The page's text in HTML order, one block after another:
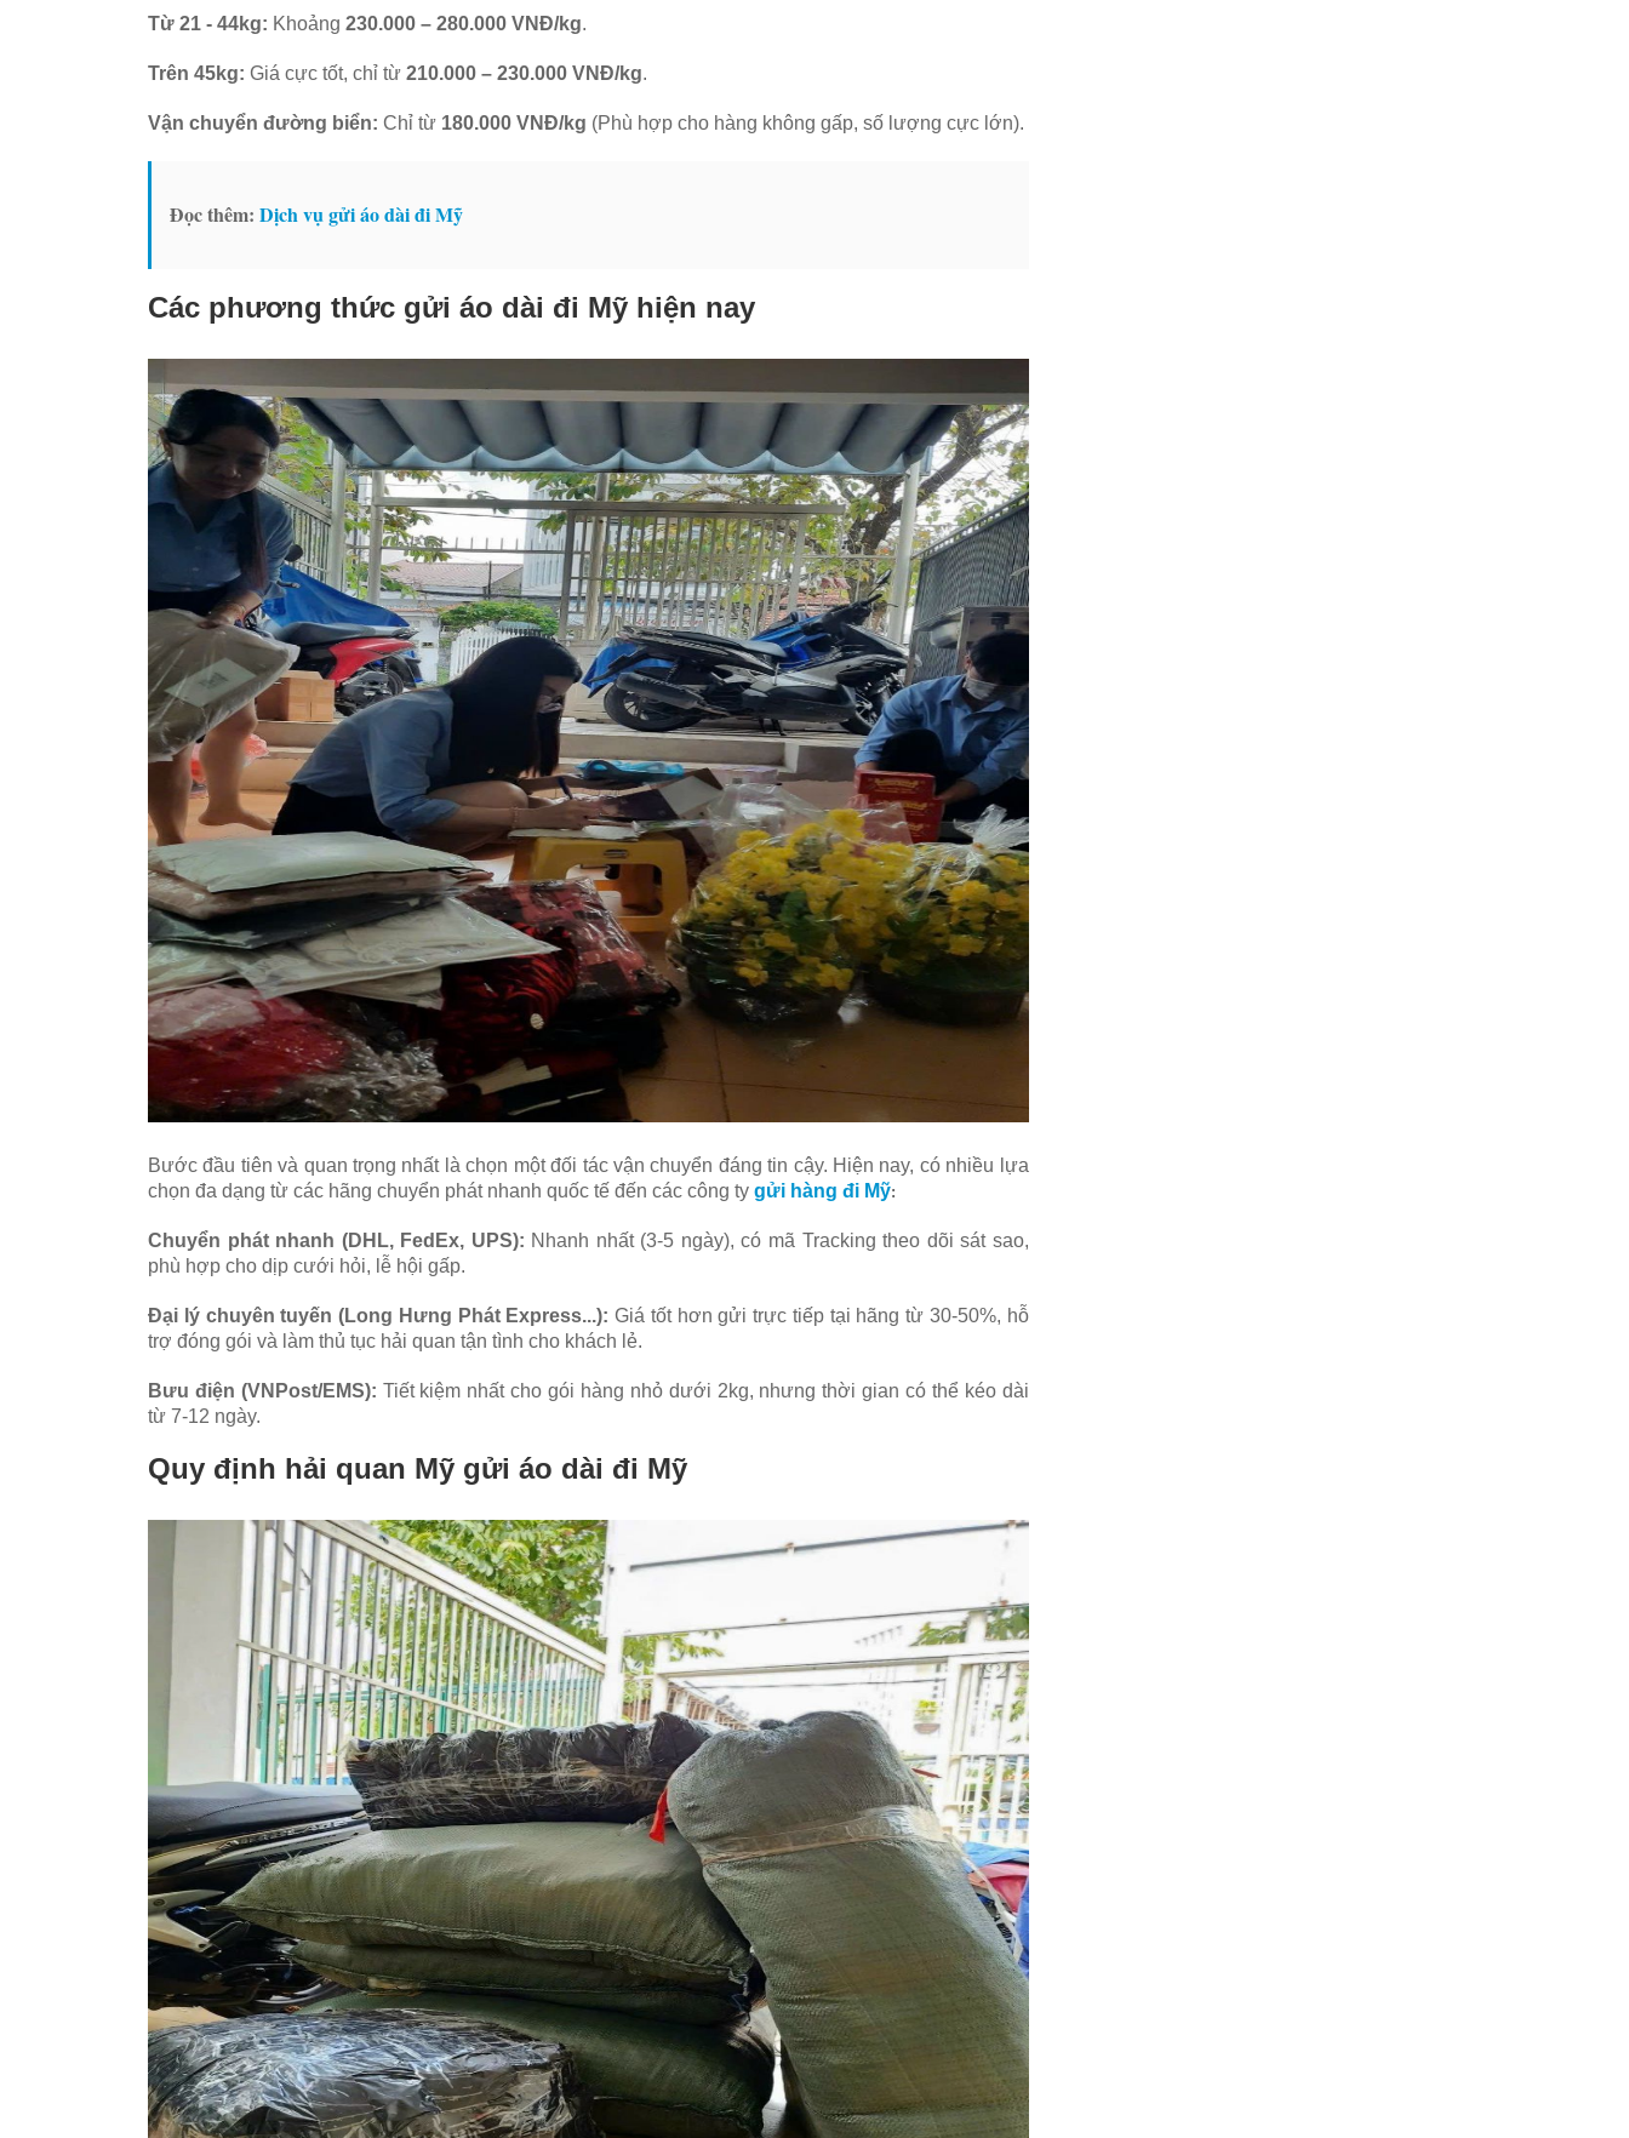
Từ 21 - 44kg: Khoảng 230.000 – 280.000 VNĐ/kg.
Trên 45kg: Giá cực tốt, chỉ từ 210.000 – 230.000 VNĐ/kg.
Vận chuyển đường biển: Chỉ từ 180.000 VNĐ/kg (Phù hợp cho hàng không gấp, số lượng cực lớn).
Đọc thêm: Dịch vụ gửi áo dài đi Mỹ
Các phương thức gửi áo dài đi Mỹ hiện nay
Bước đầu tiên và quan trọng nhất là chọn một đối tác vận chuyển đáng tin cậy. Hiện nay, có nhiều lựa
chọn đa dạng từ các hãng chuyển phát nhanh quốc tế đến các công ty gửi hàng đi Mỹ:
Chuyển phát nhanh (DHL, FedEx, UPS): Nhanh nhất (3-5 ngày), có mã Tracking theo dõi sát sao,
phù hợp cho dịp cưới hỏi, lễ hội gấp.
Đại lý chuyên tuyến (Long Hưng Phát Express...): Giá tốt hơn gửi trực tiếp tại hãng từ 30-50%, hỗ
trợ đóng gói và làm thủ tục hải quan tận tình cho khách lẻ.
Bưu điện (VNPost/EMS): Tiết kiệm nhất cho gói hàng nhỏ dưới 2kg, nhưng thời gian có thể kéo dài
từ 7-12 ngày.
Quy định hải quan Mỹ gửi áo dài đi Mỹ